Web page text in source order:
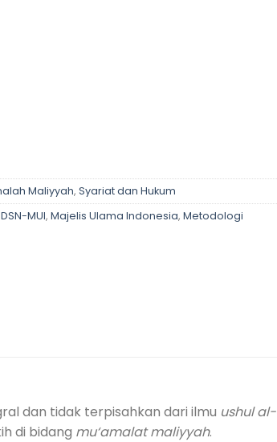
FATWA DSN-MUI quantity
Maliyyah, Syariat dan Hukum
MUI, Majelis Ulama Indonesia, Metodologi
dan tidak terpisahkan dari ilmu ushul al-
di bidang mu‘amalat maliyyah.